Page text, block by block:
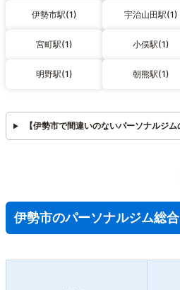
伊勢市駅(1) 宇治山田駅(1)
宮町駅(1) 小俣駅(1)
明野駅(1) 朝熊駅(1)
【伊勢市で間違いのないパーソナルジム
伊勢市のパーソナルジム総